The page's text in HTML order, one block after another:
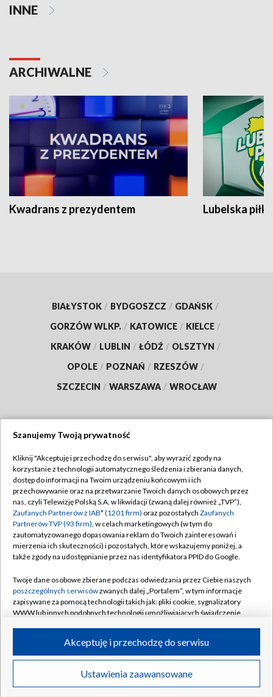
INNE
ARCHIWALNE
Kwadrans z prezydentem Lubelska piłka
BIAŁYSTOK / BYDGOSZCZ / GDAŃSK /
GORZÓW WLKP. / KATOWICE / KIELCE /
KRAKÓW / LUBLIN / ŁÓDŹ / OLSZTYN /
OPOLE / POZNAŃ / RZESZÓW /
SZCZECIN / WARSZAWA / WROCŁAW
TVP
Abonament TVP
Emisja w TVP
Centrum informacji TVP
Naziemna Telewizja Cyfrowa
Rada Programowa
System NOS
Informacje o nadawcy
Program dla prasy
Ogłoszenie przetargowe
Regulamin TVP
Polityka prywatności
Moje zgody
Pomoc
Kontakt
Kanały
©2026 Telewizja Polska S.A. w likwidacji
Szanujemy Twoją prywatność
Kliknij "Akceptuję i przechodzę do serwisu", aby wyrazić zgody na
korzystanie z technologii automatycznego śledzenia i zbierania danych,
dostęp do informacji na Twoim urządzeniu końcowym i ich
przechowywanie oraz na przetwarzanie Twoich danych osobowych przez
nas, czyli Telewizję Polską S.A. w likwidacji (zwaną dalej również „TVP”),
Zaufanych Partnerów z IAB* (1201 firm) oraz pozostałych Zaufanych
Partnerów TVP (93 firm), w celach marketingowych (w tym do
zautomatyzowanego dopasowania reklam do Twoich zainteresowań i
mierzenia ich skuteczności) i pozostałych, które wskazujemy poniżej, a
także zgody na udostępnianie przez nas identyfikatora PPID do Google.
Twoje dane osobowe zbierane podczas odwiedzania przez Ciebie naszych
poszczególnych serwisówzwanych dalej „Portalem”, w tym informacje
zapisywane za pomocą technologii takich jak: pliki cookie, sygnalizatory
WWW lub innych podobnych technologii umożliwiających świadczenie
ruchu w Internecie.
Twoje dane osobowe zbierane podczas odwiedzania przez Ciebie
poszczególnych serwisówna Portalu, takie jak adresy IP, identyfikatory
Ustawienia zaawansowane
Akceptuję i przechodzę do serwisu